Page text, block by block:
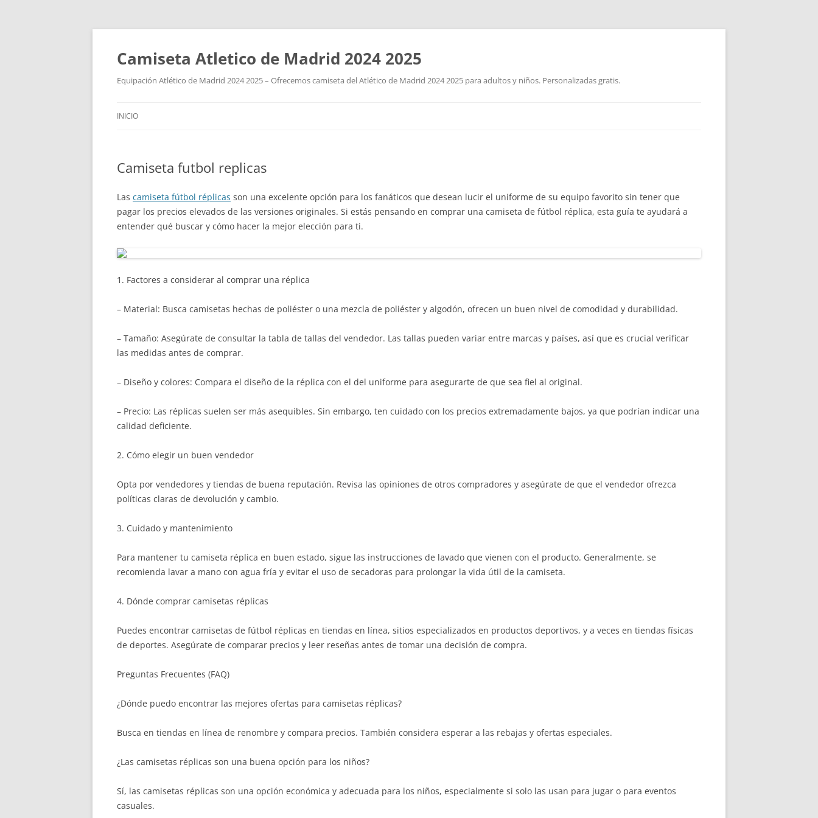
Camiseta Atletico de Madrid 2024 2025
Equipación Atlético de Madrid 2024 2025 – Ofrecemos camiseta del Atlético de Madrid 2024 2025 para adultos y niños. Personalizadas gratis.
INICIO
Camiseta futbol replicas
Las camiseta fútbol réplicas son una excelente opción para los fanáticos que desean lucir el uniforme de su equipo favorito sin tener que
pagar los precios elevados de las versiones originales. Si estás pensando en comprar una camiseta de fútbol réplica, esta guía te ayudará a
entender qué buscar y cómo hacer la mejor elección para ti.
1. Factores a considerar al comprar una réplica
– Material: Busca camisetas hechas de poliéster o una mezcla de poliéster y algodón, ofrecen un buen nivel de comodidad y durabilidad.
– Tamaño: Asegúrate de consultar la tabla de tallas del vendedor. Las tallas pueden variar entre marcas y países, así que es crucial verificar
las medidas antes de comprar.
– Diseño y colores: Compara el diseño de la réplica con el del uniforme para asegurarte de que sea fiel al original.
– Precio: Las réplicas suelen ser más asequibles. Sin embargo, ten cuidado con los precios extremadamente bajos, ya que podrían indicar una
calidad deficiente.
2. Cómo elegir un buen vendedor
Opta por vendedores y tiendas de buena reputación. Revisa las opiniones de otros compradores y asegúrate de que el vendedor ofrezca
políticas claras de devolución y cambio.
3. Cuidado y mantenimiento
Para mantener tu camiseta réplica en buen estado, sigue las instrucciones de lavado que vienen con el producto. Generalmente, se
recomienda lavar a mano con agua fría y evitar el uso de secadoras para prolongar la vida útil de la camiseta.
4. Dónde comprar camisetas réplicas
Puedes encontrar camisetas de fútbol réplicas en tiendas en línea, sitios especializados en productos deportivos, y a veces en tiendas físicas
de deportes. Asegúrate de comparar precios y leer reseñas antes de tomar una decisión de compra.
Preguntas Frecuentes (FAQ)
¿Dónde puedo encontrar las mejores ofertas para camisetas réplicas?
Busca en tiendas en línea de renombre y compara precios. También considera esperar a las rebajas y ofertas especiales.
¿Las camisetas réplicas son una buena opción para los niños?
Sí, las camisetas réplicas son una opción económica y adecuada para los niños, especialmente si solo las usan para jugar o para eventos
casuales.